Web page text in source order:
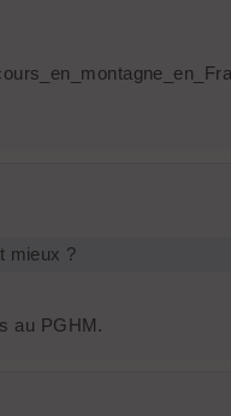
mieux ?
au PGHM.